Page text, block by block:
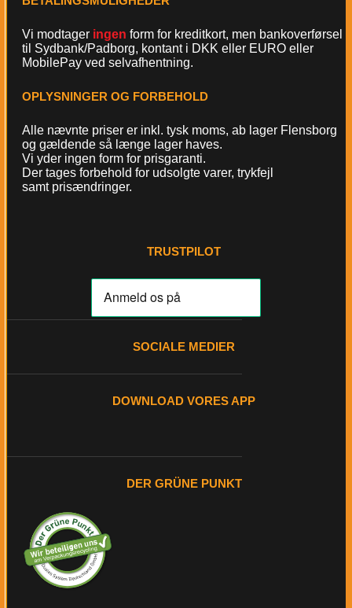
Vi modtager ingen form for kreditkort, men bankoverførsel
til Sydbank/Padborg, kontant i DKK eller EURO eller
MobilePay ved selvafhentning.
OPLYSNINGER OG FORBEHOLD
Alle nævnte priser er inkl. tysk moms, ab lager Flensborg
og gældende så længe lager haves.
Vi yder ingen form for prisgaranti.
Der tages forbehold for udsolgte varer, trykfejl
samt prisændringer.
TRUSTPILOT
SOCIALE MEDIER
DOWNLOAD VORES APP
DER GRÜNE PUNKT